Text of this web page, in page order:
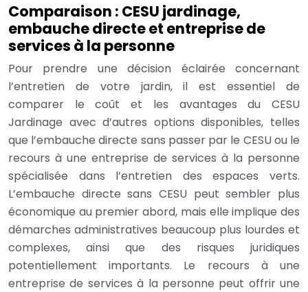
Comparaison : CESU jardinage,
embauche directe et entreprise de
services à la personne
Pour prendre une décision éclairée concernant
l’entretien de votre jardin, il est essentiel de
comparer le coût et les avantages du CESU
Jardinage avec d’autres options disponibles, telles
que l’embauche directe sans passer par le CESU ou le
recours à une entreprise de services à la personne
spécialisée dans l’entretien des espaces verts.
L’embauche directe sans CESU peut sembler plus
économique au premier abord, mais elle implique des
démarches administratives beaucoup plus lourdes et
complexes, ainsi que des risques juridiques
potentiellement importants. Le recours à une
entreprise de services à la personne peut offrir une